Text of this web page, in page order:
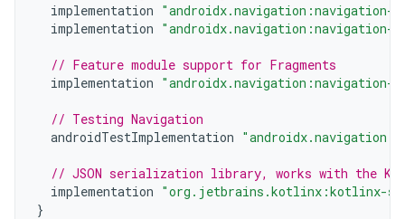
implementation "androidx.navigation:navigation-
implementation "androidx.navigation:navigation-
// Feature module support for Fragments
implementation "androidx.navigation:navigation-
// Testing Navigation
androidTestImplementation
// JSON serialization library, works with the
implementation "org.jetbrains.kotlinx:kotlinx-
}